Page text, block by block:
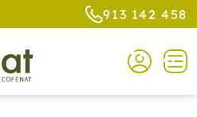
913 142 458